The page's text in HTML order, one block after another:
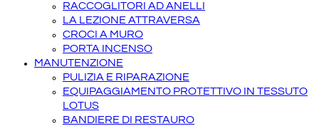
RACCOGLITORI AD ANELLI
LA LEZIONE ATTRAVERSA
CROCI A MURO
PORTA INCENSO
MANUTENZIONE
PULIZIA E RIPARAZIONE
EQUIPAGGIAMENTO PROTETTIVO IN TESSUTO
LOTUS
BANDIERE DI RESTAURO